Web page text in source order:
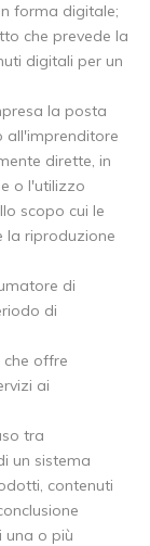
forma digitale;
che prevede la
digitali per un
la posta
all'imprenditore
dirette, in
o l'utilizzo
scopo cui le
la riproduzione
di
di
che offre
ai
tra
un sistema
contenuti
una o più